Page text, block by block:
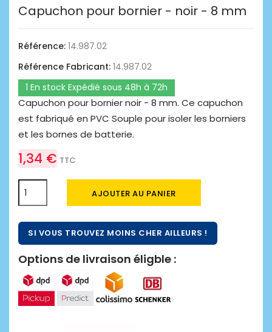
Capuchon pour bornier - noir - 8 mm
Référence: 14.987.02
Référence Fabricant: 14.987.02
1 En stock Expédié sous 48h à 72h
Capuchon pour bornier noir - 8 mm. Ce capuchon
est fabriqué en PVC Souple pour isoler les borniers
et les bornes de batterie.
1,34 € TTC
AJOUTER AU PANIER
SI VOUS TROUVEZ MOINS CHER AILLEURS !
Options de livraison éligble :